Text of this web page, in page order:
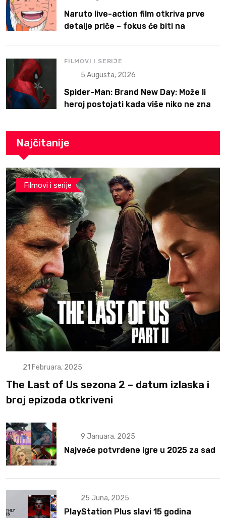
Naruto live-action film otkriva prve
detalje priče – fokus će biti na
FILMOVI I SERIJE
5 Augusta, 2026
Spider-Man: Brand New Day: Može li
heroj postojati kada više niko ne zna
Najčitanije
Filmovi i serije
21 Februara, 2025
The Last of Us sezona 2 – datum izlaska i
broj epizoda otkriveni
9 Januara, 2025
Najveće potvrđene igre u 2025 za sad
25 Juna, 2025
PlayStation Plus slavi 15 godina